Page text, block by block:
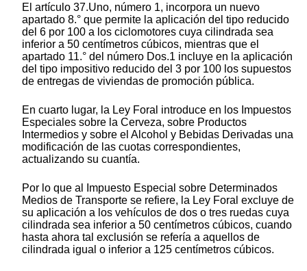
El artículo 37.Uno, número 1, incorpora un nuevo
apartado 8.° que permite la aplicación del tipo reducido
del 6 por 100 a los ciclomotores cuya cilindrada sea
inferior a 50 centímetros cúbicos, mientras que el
apartado 11.° del número Dos.1 incluye en la aplicación
del tipo impositivo reducido del 3 por 100 los supuestos
de entregas de viviendas de promoción pública.
En cuarto lugar, la Ley Foral introduce en los Impuestos
Especiales sobre la Cerveza, sobre Productos
Intermedios y sobre el Alcohol y Bebidas Derivadas una
modificación de las cuotas correspondientes,
actualizando su cuantía.
Por lo que al Impuesto Especial sobre Determinados
Medios de Transporte se refiere, la Ley Foral excluye de
su aplicación a los vehículos de dos o tres ruedas cuya
cilindrada sea inferior a 50 centímetros cúbicos, cuando
hasta ahora tal exclusión se refería a aquellos de
cilindrada igual o inferior a 125 centímetros cúbicos.